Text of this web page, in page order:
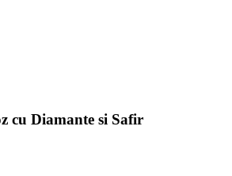
cu Diamante si Safir